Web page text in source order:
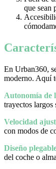
que sean
En Urban360,
moderno. Aquí
Autonomía de
trayectos largos
Velocidad
con modos de
Diseño
del coche o